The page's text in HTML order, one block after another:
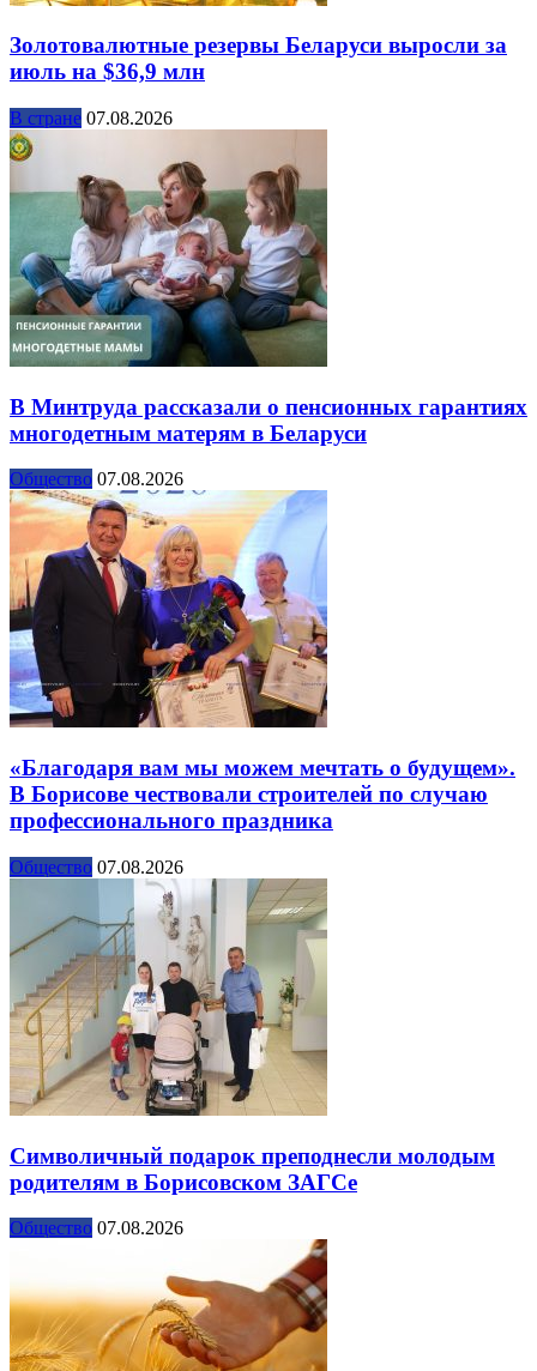
Золотовалютные резервы Беларуси выросли за
июль на $36,9 млн
В стране 07.08.2026
В Минтруда рассказали о пенсионных гарантиях
многодетным матерям в Беларуси
Общество 07.08.2026
«Благодаря вам мы можем мечтать о будущем».
В Борисове чествовали строителей по случаю
профессионального праздника
Общество 07.08.2026
Символичный подарок преподнесли молодым
родителям в Борисовском ЗАГСе
Общество 07.08.2026